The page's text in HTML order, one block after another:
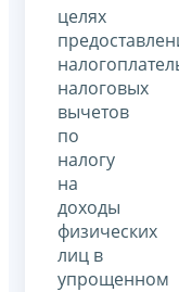
целях
налоговых
вычетов
по
налогу
на
доходы
физических
лиц в
упрощенном